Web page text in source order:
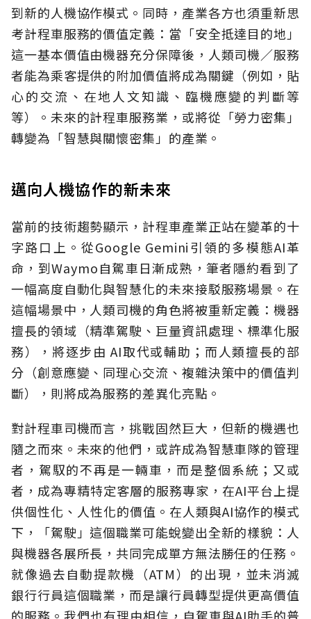
到新的人機協作模式。同時，產業各方也須重新思
考計程車服務的價值定義：當「安全抵達目的地」
這一基本價值由機器充分保障後，人類司機／服務
者能為乘客提供的附加價值將成為關鍵（例如，貼
心的交流、在地人文知識、臨機應變的判斷等
等）。未來的計程車服務業，或將從「勞力密集」
轉變為「智慧與關懷密集」的產業。
邁向人機協作的新未來
當前的技術趨勢顯示，計程車產業正站在變革的十
字路口上。從Google Gemini引領的多模態AI革
命，到Waymo自駕車日漸成熟，筆者隱約看到了
一幅高度自動化與智慧化的未來接駁服務場景。在
這幅場景中，人類司機的角色將被重新定義：機器
擅長的領域（精準駕駛、巨量資訊處理、標準化服
務），將逐步由 AI取代或輔助；而人類擅長的部
分（創意應變、同理心交流、複雜決策中的價值判
斷），則將成為服務的差異化亮點。
對計程車司機而言，挑戰固然巨大，但新的機遇也
隨之而來。未來的他們，或許成為智慧車隊的管理
者，駕馭的不再是一輛車，而是整個系統；又或
者，成為專精特定客層的服務專家，在AI平台上提
供個性化、人性化的價值。在人類與AI協作的模式
下，「駕駛」這個職業可能蛻變出全新的樣貌：人
與機器各展所長，共同完成單方無法勝任的任務。
就像過去自動提款機（ATM）的出現，並未消滅
銀行行員這個職業，而是讓行員轉型提供更高價值